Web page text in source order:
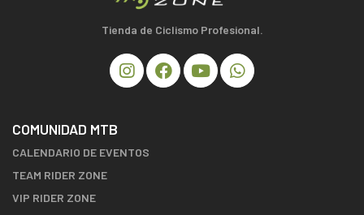
Tienda de Ciclismo Profesional.
COMUNIDAD MTB
CALENDARIO DE EVENTOS
TEAM RIDER ZONE
VIP RIDER ZONE